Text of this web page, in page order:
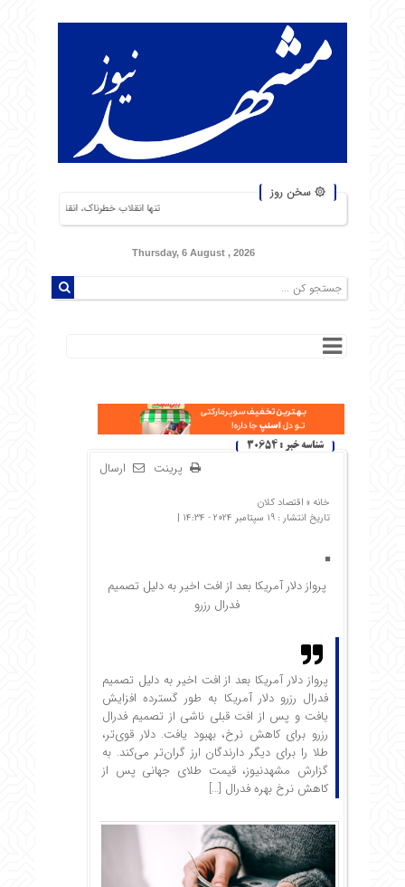
۞ سخن روز
تنها انقلاب خطرناک، انقلاب گرسنگان است. من از
Thursday, 6 August , 2026
شناسه خبر : 30654
ارسال پرینت
خانه » اقتصاد کلان
تاریخ انتشار : 19 سپتامبر 2024 - 14:34 |
پرواز دلار آمریکا بعد از افت اخیر به دلیل تصمیم
فدرال رزرو
پرواز دلار آمریکا بعد از افت اخیر به دلیل تصمیم
فدرال رزرو دلار آمریکا به طور گسترده افزایش
یافت و پس از افت قبلی ناشی از تصمیم فدرال
رزرو برای کاهش نرخ، بهبود یافت. دلار قوی‌تر،
طلا را برای دیگر دارندگان ارز گران‌تر می‌کند. به
گزارش مشهدنیوز، قیمت طلای جهانی پس از
کاهش نرخ بهره فدرال […]